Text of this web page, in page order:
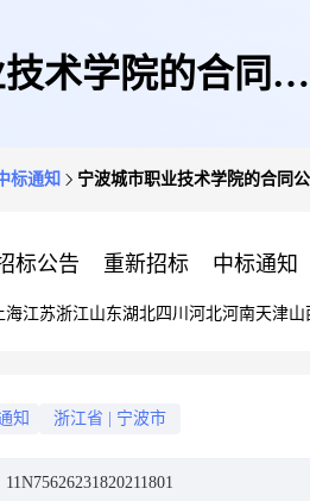
术学院的合同公
标通知 宁波城市职业技术学院的合同
标公告 重新招标 中标通知
海江苏浙江山东湖北四川 河北河南天津山
知 浙江省 宁波市
11N75626231820211801